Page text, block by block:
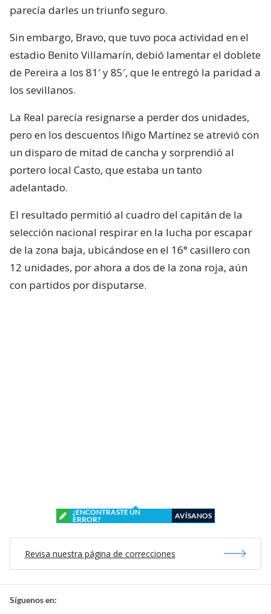
parecía darles un triunfo seguro.
Sin embargo, Bravo, que tuvo poca actividad en el
estadio Benito Villamarín, debió lamentar el doblete
de Pereira a los 81′ y 85′, que le entregó la paridad a
los sevillanos.
La Real parecía resignarse a perder dos unidades,
pero en los descuentos Iñigo Martínez se atrevió con
un disparo de mitad de cancha y sorprendió al
portero local Casto, que estaba un tanto
adelantado.
El resultado permitió al cuadro del capitán de la
selección nacional respirar en la lucha por escapar
de la zona baja, ubicándose en el 16° casillero con
12 unidades, por ahora a dos de la zona roja, aún
con partidos por disputarse.
¿ENCONTRASTE UN
ERROR?
AVÍSANOS
Revisa nuestra página de correcciones
Síguenos en: